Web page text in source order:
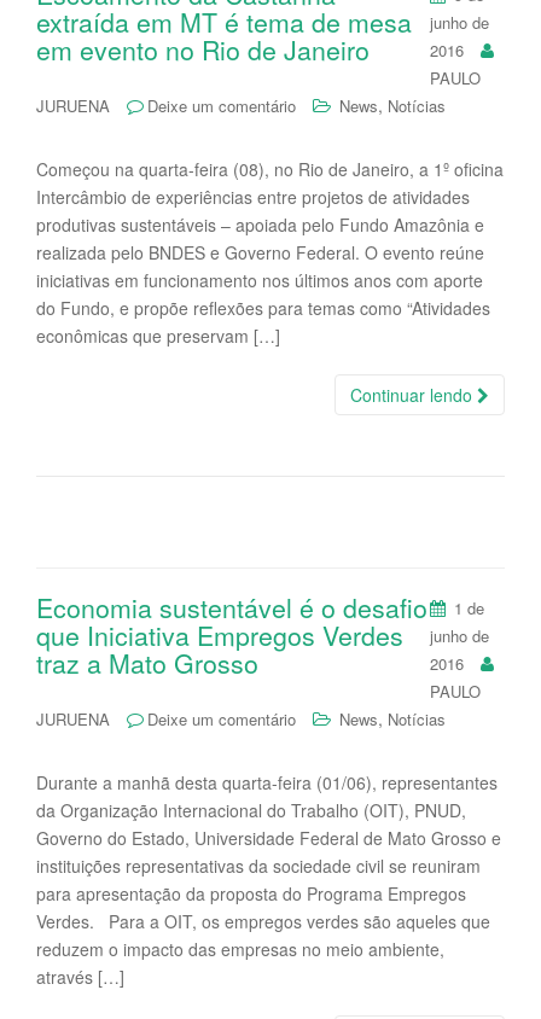
extraída em MT é tema de mesa
junho de
2016
PAULO
JURUENA
Deixe um comentário News, Notícias
Começou na quarta-feira (08), no Rio de Janeiro, a 1º oficina
Intercâmbio de experiências entre projetos de atividades
produtivas sustentáveis – apoiada pelo Fundo Amazônia e
realizada pelo BNDES e Governo Federal. O evento reúne
iniciativas em funcionamento nos últimos anos com aporte
do Fundo, e propõe reflexões para temas como “Atividades
econômicas que preservam […]
Continuar lendo
Economia sustentável é o desafio
que Iniciativa Empregos Verdes
traz a Mato Grosso
1 de
junho de
2016
PAULO
JURUENA
Deixe um comentário News, Notícias
Durante a manhã desta quarta-feira (01/06), representantes
da Organização Internacional do Trabalho (OIT), PNUD,
Governo do Estado, Universidade Federal de Mato Grosso e
instituições representativas da sociedade civil se reuniram
para apresentação da proposta do Programa Empregos
Verdes. Para a OIT, os empregos verdes são aqueles que
reduzem o impacto das empresas no meio ambiente,
através […]
Postagens